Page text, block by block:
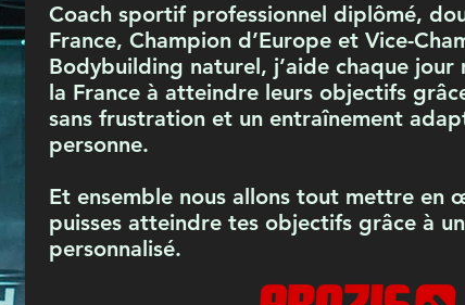
Coach sportif professionnel diplômé,
France, Champion d’Europe et Vice-
Bodybuilding naturel, j’aide chaque jour
la France à atteindre leurs objectifs
sans frustration et un entraînement
personne.
Et ensemble nous allons tout mettre en
puisses atteindre tes objectifs grâce à
personnalisé.